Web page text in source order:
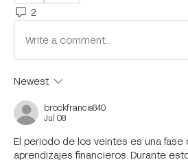
2
Write a comment...
Newest
brockfrancis640
Jul 08
El periodo de los veintes es una
aprendizajes financieros. Durante